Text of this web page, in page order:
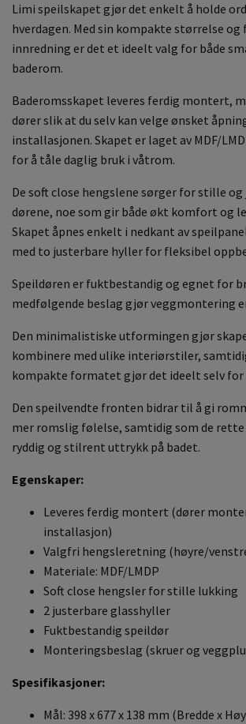
Limi speilskapet gjør det enkelt å holde
hverdagen. Med sin kompakte størrelse
innredning er det et ideelt valg for både
baderom.
Baderomsskapet leveres ferdig montert,
dører slik at du selv kan velge ønsket
installasjonen. Skapet er laget av MDF/
for å tåle daglig bruk i våtrom.
De soft close hengslene sørger for stille og
dørene, noe som gir både økt komfort og
Skapet åpnes enkelt i nedkant av
med to justerbare hyller for fleksibel
Speildøren er fuktbestandig og egnet for
medfølgende beslag gjør veggmontering
Den minimalistiske utformingen gjør
kombinere med ulike interiørstiler,
kompakte formatet gjør det ideelt selv for
Den speilvendte fronten bidrar til å gi
mer romslig følelse, samtidig som de
ryddig og stilrent uttrykk på badet.
Egenskaper:
Leveres ferdig montert (dører
installasjon)
Valgfri hengsleretning (høyre/
Materiale: MDF/LMDP
Soft close hengsler for stille lukking
2 justerbare glasshyller
Fuktbestandig speildør
Monteringsbeslag (skruer og
Spesifikasjoner:
Mål: 398 x 677 x 138 mm (Bredde x